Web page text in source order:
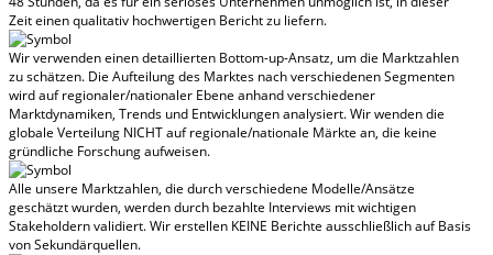
Zeit einen qualitativ hochwertigen Bericht zu liefern.
Wir verwenden einen detaillierten Bottom-up-Ansatz, um die Marktzahlen
zu schätzen. Die Aufteilung des Marktes nach verschiedenen Segmenten
wird auf regionaler/nationaler Ebene anhand verschiedener
Marktdynamiken, Trends und Entwicklungen analysiert.Wir wenden die
globale Verteilung NICHT auf regionale/nationale Märkte an, die keine
gründliche Forschung aufweisen.
Alle unsere Marktzahlen, die durch verschiedene Modelle/Ansätze
geschätzt wurden, werden durch bezahlte Interviews mit wichtigen
Stakeholdern validiert.Wir erstellen KEINE Berichte ausschließlich auf Basis
von Sekundärquellen.